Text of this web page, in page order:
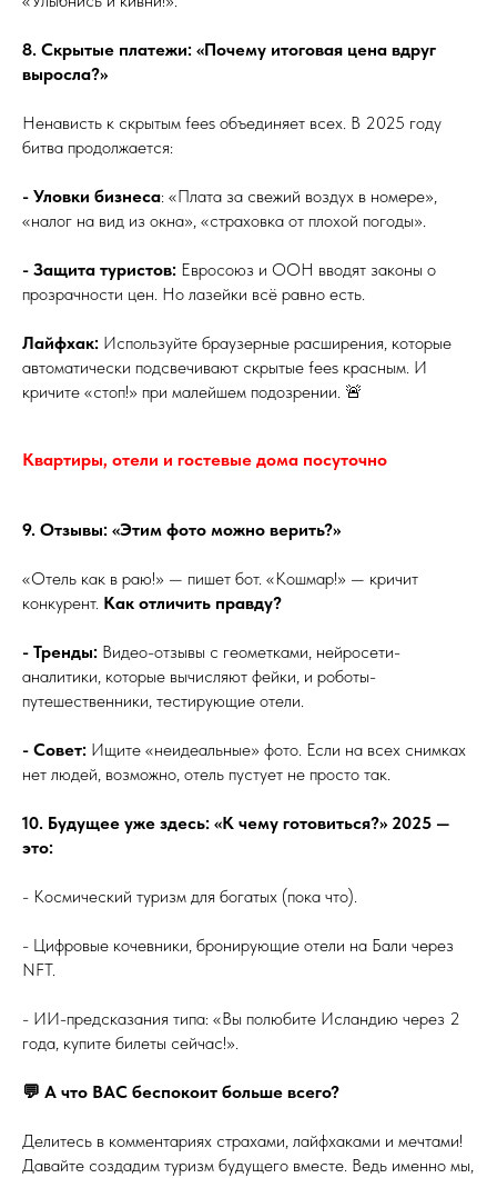
8. Скрытые платежи: «Почему итоговая цена вдруг
выросла?»
Ненависть к скрытым fees объединяет всех. В 2025 году
битва продолжается:
- Уловки бизнеса: «Плата за свежий воздух в номере»,
«налог на вид из окна», «страховка от плохой погоды».
- Защита туристов: Евросоюз и ООН вводят законы о
прозрачности цен. Но лазейки всё равно есть.
Лайфхак: Используйте браузерные расширения, которые
автоматически подсвечивают скрытые fees красным. И
кричите «стоп!» при малейшем подозрении. 🚨
Квартиры, отели и гостевые дома посуточно
9. Отзывы: «Этим фото можно верить?»
«Отель как в раю!» — пишет бот. «Кошмар!» — кричит
конкурент. Как отличить правду?
- Тренды: Видео-отзывы с геометками, нейросети-
аналитики, которые вычисляют фейки, и роботы-
путешественники, тестирующие отели.
- Совет: Ищите «неидеальные» фото. Если на всех снимках
нет людей, возможно, отель пустует не просто так.
10. Будущее уже здесь: «К чему готовиться?» 2025 —
это:
- Космический туризм для богатых (пока что).
- Цифровые кочевники, бронирующие отели на Бали через
NFT.
- ИИ-предсказания типа: «Вы полюбите Исландию через 2
года, купите билеты сейчас!».
💬 А что ВАС беспокоит больше всего?
Делитесь в комментариях страхами, лайфхаками и мечтами!
Давайте создадим туризм будущего вместе. Ведь именно мы,